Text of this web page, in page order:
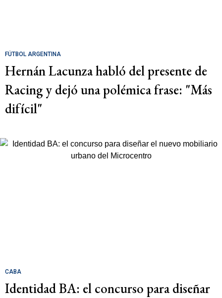
FÚTBOL ARGENTINA
Hernán Lacunza habló del presente de
Racing y dejó una polémica frase: "Más
difícil"
CABA
Identidad BA: el concurso para diseñar